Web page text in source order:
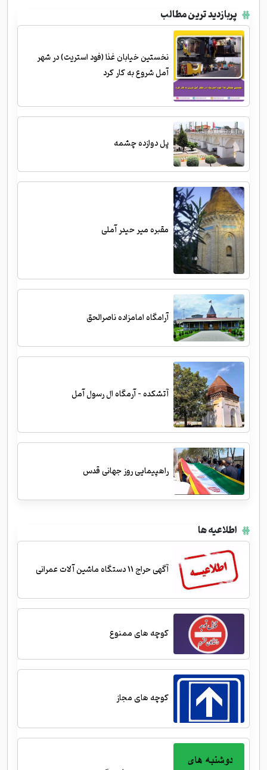
پربازدید ترین مطالب
نخستین خیابان غذا (فود استریت) در شهر
آمل شروع به کار کرد
پل دوازده چشمه
مقبره میر حیدر آملی
آرامگاه امامزاده ناصرالحق
آتشکده - آرمگاه ال رسول آمل
راهپیمایی روز جهانی قدس
اطلاعیه ها
آگهی حراج 11 دستگاه ماشین آلات عمرانی
کوچه های ممنوع
کوچه های مجاز